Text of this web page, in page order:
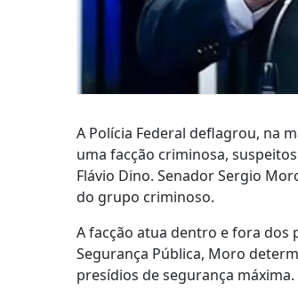
A Polícia Federal deflagrou, na
uma facção criminosa,
Flávio Dino. Senador Sergio
do grupo criminoso.
A facção atua dentro e fora
Segurança Pública, Moro
presídios de segurança